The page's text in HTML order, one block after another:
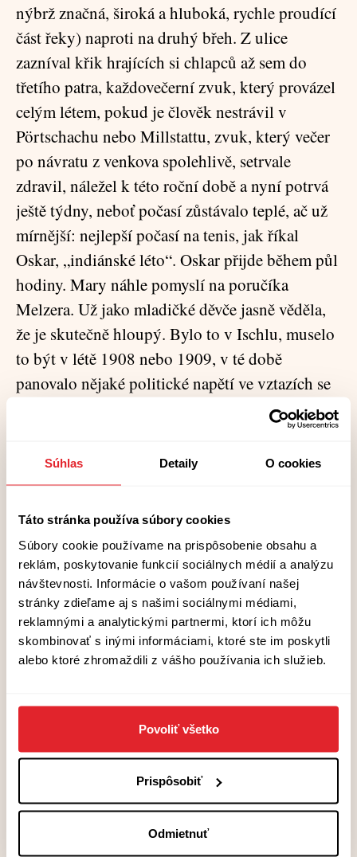
Súhlas Detaily O cookies
Táto stránka používa súbory cookies
Súbory cookie používame na prispôsobenie obsahu a
reklám, poskytovanie funkcií sociálnych médií a analýzu
návštevnosti. Informácie o vašom používaní našej
stránky zdieľame aj s našimi sociálnymi médiami,
reklamnými a analytickými partnermi, ktorí ich môžu
skombinovať s inými informáciami, ktoré ste im poskytli
alebo ktoré zhromaždili z vášho používania ich služieb.
Povoliť všetko
Prispôsobiť
Odmietnuť
nýbrž značná, široká a hluboká, rychle proudící
část řeky) naproti na druhý břeh. Z ulice
zazníval křik hrajících si chlapců až sem do
třetího patra, každovečerní zvuk, který provázel
celým létem, pokud je člověk nestrávil v
Pörtschachu nebo Millstattu, zvuk, který večer
po návratu z venkova spolehlivě, setrvale
zdravil, náležel k této roční době a nyní potrvá
ještě týdny, neboť počasí zůstávalo teplé, ač už
mírnější: nejlepší počasí na tenis, jak říkal
Oskar, „indiánské léto“. Oskar přijde během půl
hodiny. Mary náhle pomyslí na poručíka
Melzera. Už jako mladičké děvče jasně věděla,
že je skutečně hloupý. Bylo to v Ischlu, muselo
to být v létě 1908 nebo 1909, v té době
panovalo nějaké politické napětí ve vztazích se
Srbskem. Že se však od ní poručík Melzer, i se
svou hloupostí, nakonec oprostil, to do jisté
míry tuto hloupost a s ní její vlastní nadřazenost
opět neutralizovalo, ačkoli současně leccos
jakési garnizóny dole v Bosně, kde ještě byli
medvědi, jak opakovaně vyprávěl; sám se na lov
medvěda chystal. „Přineste mi potom, pane
Melzere, kůži, z toho medvěda, kterého jste mi
nabulíkoval.“
Od té doby uplynulo přibližně čtrnáct let. Její
opustit službu, kdyby se s ní chtěl oženit. Ale:
tehdy ji přece mohl mít, bezpochyby. Byl to
velmi, velmi srdečný mládenec, stále zcela
stejnoměrně veselý a korektní. Starosti neměl
žádné. Později by ho bývala podvedla, i to dnes
věděla. Kvůli té jeho stejnoměrnosti. Na konci